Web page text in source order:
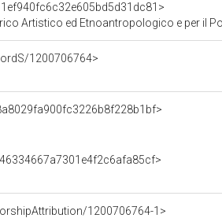
Artistico ed Etnoantropologico e per il
1200706764>
1200706764-1>